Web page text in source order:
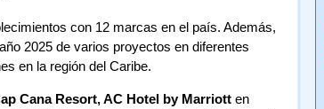
con 12 marcas en el país. Además,
2025 de varios proyectos en diferentes
en la región del Caribe.
Cana Resort, AC Hotel by Marriott en